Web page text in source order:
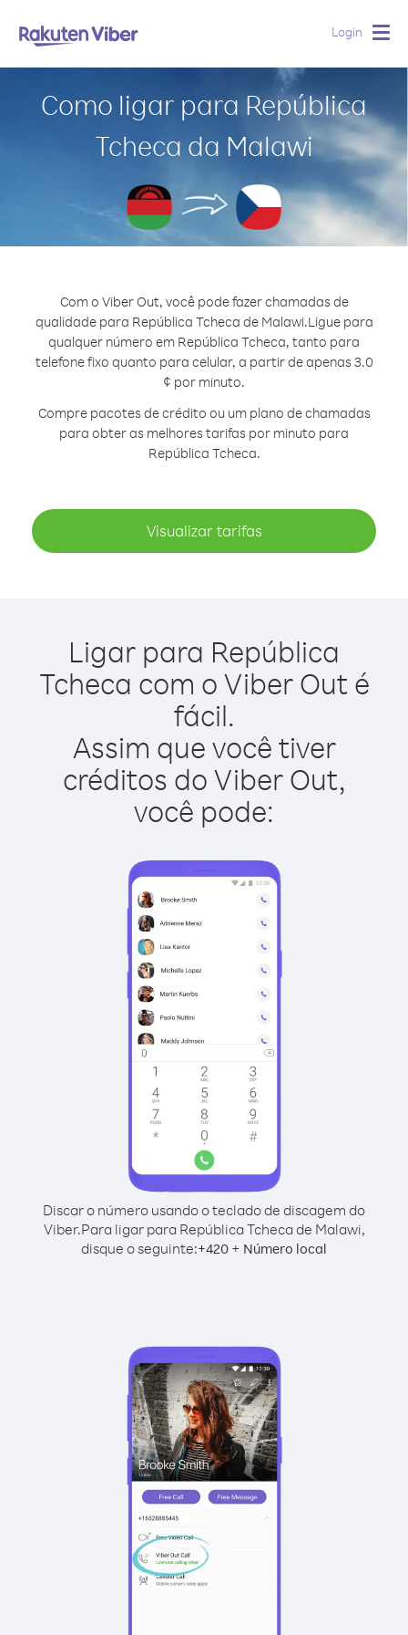
Login
Como ligar para República
Tcheca da Malawi
Com o Viber Out, você pode fazer chamadas de
qualidade para República Tcheca de Malawi.Ligue para
qualquer número em República Tcheca, tanto para
telefone fixo quanto para celular, a partir de apenas 3.0
¢ por minuto.
Compre pacotes de crédito ou um plano de chamadas
para obter as melhores tarifas por minuto para
República Tcheca.
Visualizar tarifas
Ligar para República
Tcheca com o Viber Out é
fácil.
Assim que você tiver
créditos do Viber Out,
você pode:
Discar o número usando o teclado de discagem do
Viber.Para ligar para República Tcheca de Malawi,
disque o seguinte:+420 + Número local